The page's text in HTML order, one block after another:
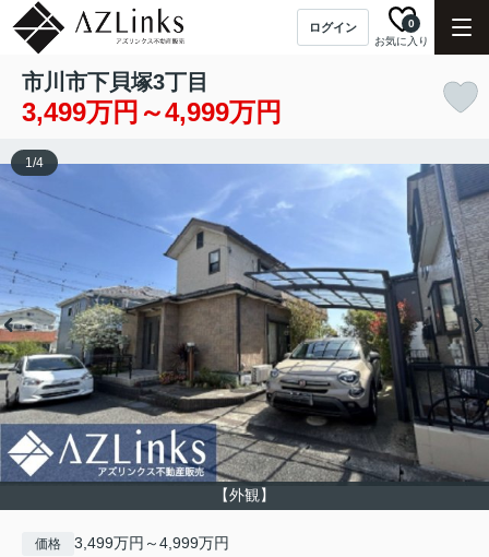
ログイン
お気に入り
0
市川市下貝塚3丁目
3,499万円～4,999万円
【外観】
1/4
価格 3,499万円～4,999万円